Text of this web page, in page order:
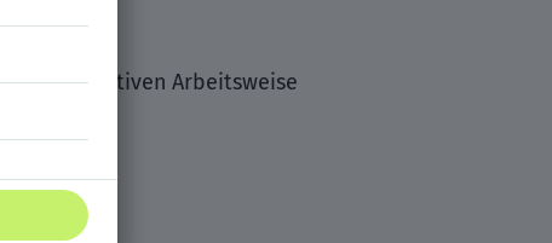
Arbeitsweise